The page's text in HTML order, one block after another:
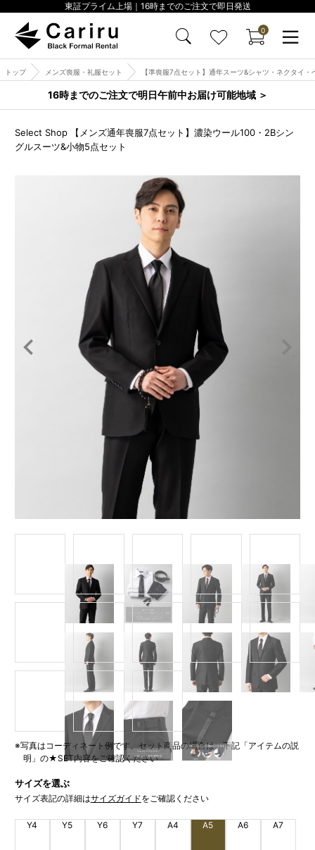
東証プライム上場｜16時までのご注文で即日発送
0
トップ メンズ喪服・礼服セット 【準喪服7点セット】通年スーツ&シャツ・ネクタイ
16時までのご注文で明日午前中お届け可能地域 ＞
Select Shop 【メンズ通年喪服7点セット】濃染ウール100・2Bシン
グルスーツ&小物5点セット
※写真はコーディネート例です。セット商品の場合は、下記「アイテムの説
明」の★SET内容をご確認ください
サイズを選ぶ
サイズ表記の詳細はサイズガイドをご確認ください
Y4 Y5 Y6 Y7 A4 A5 A6 A7